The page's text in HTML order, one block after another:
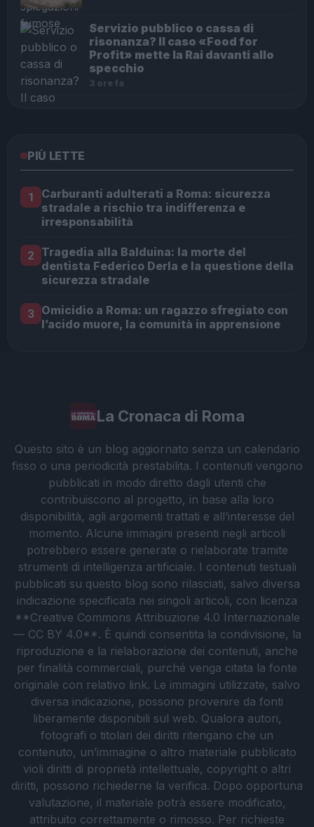
Servizio pubblico o cassa di
risonanza? Il caso «Food for
Profit» mette la Rai davanti allo
specchio
3 ore fa
PIÙ LETTE
1
Carburanti adulterati a Roma: sicurezza
stradale a rischio tra indifferenza e
irresponsabilità
2 Tragedia alla Balduina: la morte del
dentista Federico Derla e la questione della
sicurezza stradale
3 Omicidio a Roma: un ragazzo sfregiato con
l’acido muore, la comunità in apprensione
La Cronaca di Roma
Questo sito è un blog aggiornato senza un calendario
fisso o una periodicità prestabilita. I contenuti vengono
pubblicati in modo diretto dagli utenti che
contribuiscono al progetto, in base alla loro
disponibilità, agli argomenti trattati e all’interesse del
momento. Alcune immagini presenti negli articoli
potrebbero essere generate o rielaborate tramite
strumenti di intelligenza artificiale. I contenuti testuali
pubblicati su questo blog sono rilasciati, salvo diversa
indicazione specificata nei singoli articoli, con licenza
**Creative Commons Attribuzione 4.0 Internazionale
— CC BY 4.0**. È quindi consentita la condivisione, la
riproduzione e la rielaborazione dei contenuti, anche
per finalità commerciali, purché venga citata la fonte
originale con relativo link. Le immagini utilizzate, salvo
diversa indicazione, possono provenire da fonti
liberamente disponibili sul web. Qualora autori,
fotografi o titolari dei diritti ritengano che un
contenuto, un’immagine o altro materiale pubblicato
violi diritti di proprietà intellettuale, copyright o altri
diritti, possono richiederne la verifica. Dopo opportuna
valutazione, il materiale potrà essere modificato,
attribuito correttamente o rimosso. Per richieste